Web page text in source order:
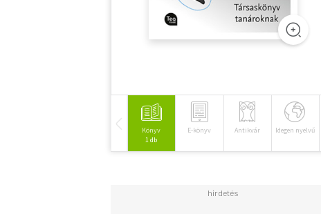
Könyv
1 db
E-könyv Antikvár Idegen nyelvű